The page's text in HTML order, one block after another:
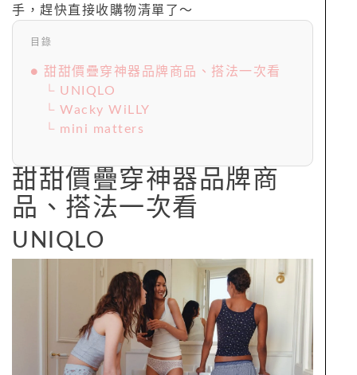
手，趕快直接收購物清單了～
目錄
● 甜甜價疊穿神器品牌商品、搭法一次看
└ UNIQLO
└ Wacky WiLLY
└ mini matters
甜甜價疊穿神器品牌商
品、搭法一次看
UNIQLO